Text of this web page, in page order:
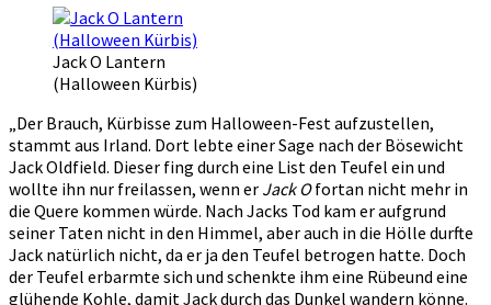
Jack O Lantern
(Halloween Kürbis)
„Der Brauch, Kürbisse zum Halloween-Fest aufzustellen,
stammt aus Irland. Dort lebte einer Sage nach der Bösewicht
Jack Oldfield. Dieser fing durch eine List den Teufel ein und
wollte ihn nur freilassen, wenn er Jack Ofortan nicht mehr in
die Quere kommen würde. Nach Jacks Tod kam er aufgrund
seiner Taten nicht in den Himmel, aber auch in die Hölle durfte
Jack natürlich nicht, da er ja den Teufel betrogen hatte. Doch
der Teufel erbarmte sich und schenkte ihm eine Rübeund eine
glühende Kohle, damit Jack durch das Dunkel wandern könne.